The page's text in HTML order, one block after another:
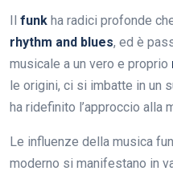
Il funk ha radici profonde
rhythm and blues, ed è
musicale a un vero e proprio
le origini, ci si imbatte in un
ha ridefinito l’approccio alla
Le influenze della musica
moderno si manifestano in